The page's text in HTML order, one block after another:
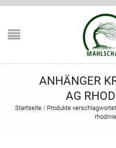
ANHÄNGER
AG
Startseite /Produkte